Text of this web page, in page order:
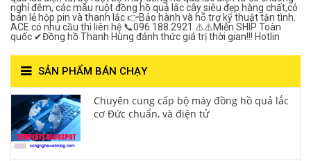
nghỉ đêm, các mẫu ruột đồng hồ quả lắc cây siêu đẹp hàng chất,có
bán lẻ hộp pin và thanh lắc 👉Bảo hành và hỗ trợ kỹ thuật tận tình.
ACE có nhu cầu thì liên hệ 📞096.188.2921 ⚠️⚠️Miễn SHIP Toàn
quốc ✔Đồng hồ Thanh Hùng đánh thức giá trị thời gian!!! Hotlin
SẢN PHẨM BÁN CHẠY
Chuyên cung cấp bộ máy đồng hồ quả lắc
cơ Đức chuẩn, và điện tử